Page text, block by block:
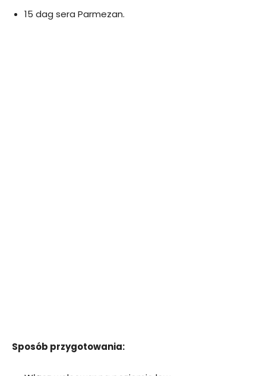
15 dag sera Parmezan.
Sposób przygotowania: